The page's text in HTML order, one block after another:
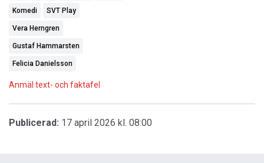
Komedi SVT Play
Vera Herngren
Gustaf Hammarsten
Felicia Danielsson
Anmäl text- och faktafel
Publicerad: 17 april 2026 kl. 08:00